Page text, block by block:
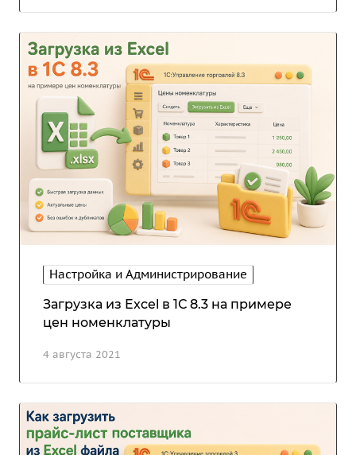
Настройка и Администрирование
4 августа 2021
Загрузка из Excel в 1С 8.3 на примере
цен номенклатуры